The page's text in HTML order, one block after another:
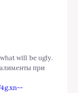
will be ugly.
при